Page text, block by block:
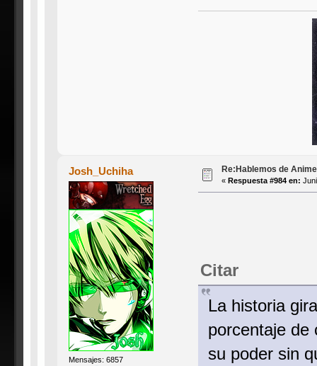
Josh_Uchiha
Mensajes: 6857
Re:Hablemos de
« Respuesta #984 en:
Citar
La historia
porcentaje de
su poder sin